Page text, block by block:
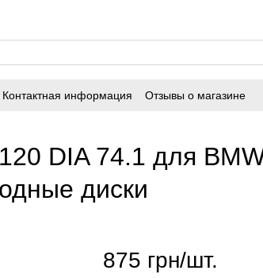
Контактная информация Отзывы о магазине
DIA 74.1 для
диски
875 грн/шт.